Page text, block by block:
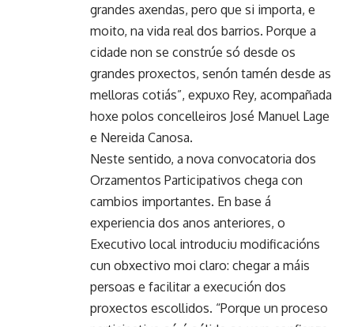
grandes axendas, pero que si importa, e
moito, na vida real dos barrios. Porque a
cidade non se constrúe só desde os
grandes proxectos, senón tamén desde as
melloras cotiás”, expuxo Rey, acompañada
hoxe polos concelleiros José Manuel Lage
e Nereida Canosa.
Neste sentido, a nova convocatoria dos
Orzamentos Participativos chega con
cambios importantes. En base á
experiencia dos anos anteriores, o
Executivo local introduciu modificacións
cun obxectivo moi claro: chegar a máis
persoas e facilitar a execución dos
proxectos escollidos. “Porque un proceso